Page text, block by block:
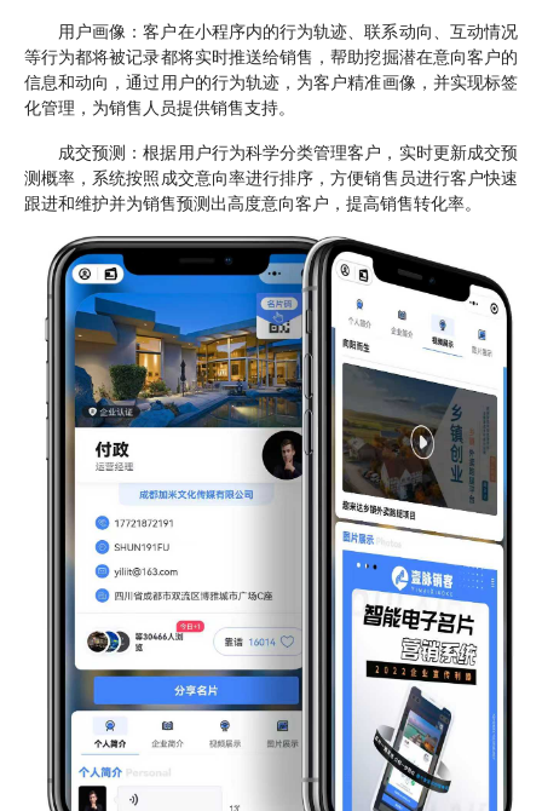
用户画像：客户在小程序内的行为轨迹、联系动向、互动情况
等行为都将被记录都将实时推送给销售，帮助挖掘潜在意向客户的
信息和动向，通过用户的行为轨迹，为客户精准画像，并实现标签
化管理，为销售人员提供销售支持。
成交预测：根据用户行为科学分类管理客户，实时更新成交预
测概率，系统按照成交意向率进行排序，方便销售员进行客户快速
跟进和维护并为销售预测出高度意向客户，提高销售转化率。